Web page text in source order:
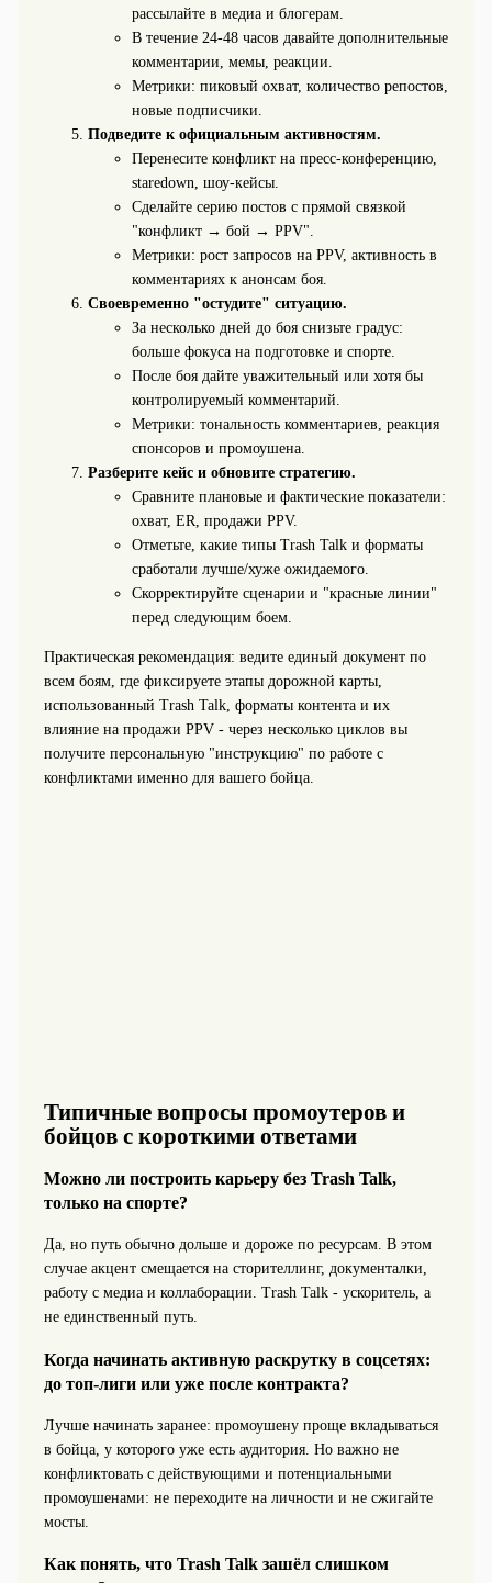
рассылайте в медиа и блогерам.
В течение 24-48 часов давайте дополнительные
комментарии, мемы, реакции.
Метрики: пиковый охват, количество репостов,
новые подписчики.
Подведите к официальным активностям.
Перенесите конфликт на пресс‑конференцию,
staredown, шоу‑кейсы.
Сделайте серию постов с прямой связкой
"конфликт → бой → PPV".
Метрики: рост запросов на PPV, активность в
комментариях к анонсам боя.
Своевременно "остудите" ситуацию.
За несколько дней до боя снизьте градус:
больше фокуса на подготовке и спорте.
После боя дайте уважительный или хотя бы
контролируемый комментарий.
Метрики: тональность комментариев, реакция
спонсоров и промоушена.
Разберите кейс и обновите стратегию.
Сравните плановые и фактические показатели:
охват, ER, продажи PPV.
Отметьте, какие типы Trash Talk и форматы
сработали лучше/хуже ожидаемого.
Скорректируйте сценарии и "красные линии"
перед следующим боем.
Практическая рекомендация: ведите единый документ по
всем боям, где фиксируете этапы дорожной карты,
использованный Trash Talk, форматы контента и их
влияние на продажи PPV - через несколько циклов вы
получите персональную "инструкцию" по работе с
конфликтами именно для вашего бойца.
Типичные вопросы промоутеров и
бойцов с короткими ответами
Можно ли построить карьеру без Trash Talk,
только на спорте?
Да, но путь обычно дольше и дороже по ресурсам. В этом
случае акцент смещается на сторителлинг, документалки,
работу с медиа и коллаборации. Trash Talk - ускоритель, а
не единственный путь.
Когда начинать активную раскрутку в соцсетях:
до топ‑лиги или уже после контракта?
Лучше начинать заранее: промоушену проще вкладываться
в бойца, у которого уже есть аудитория. Но важно не
конфликтовать с действующими и потенциальными
промоушенами: не переходите на личности и не сжигайте
мосты.
Как понять, что Trash Talk зашёл слишком